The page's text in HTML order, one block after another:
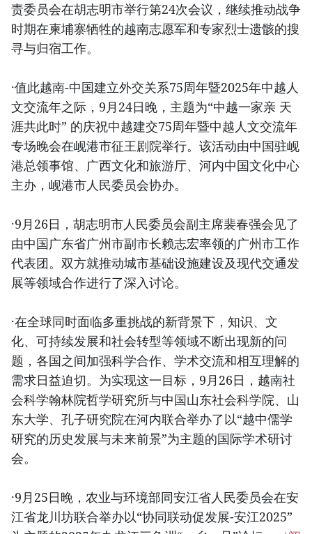
责委员会在胡志明市举行第24次会议，继续推动战争
时期在柬埔寨牺牲的越南志愿军和专家烈士遗骸的搜
寻与归宿工作。
·值此越南-中国建立外交关系75周年暨2025年中越人
文交流年之际，9月24日晚，主题为“中越一家亲 天
涯共此时” 的庆祝中越建交75周年暨中越人文交流年
专场晚会在岘港市征王剧院举行。该活动由中国驻岘
港总领事馆、广西文化和旅游厅、河内中国文化中心
主办，岘港市人民委员会协办。
·9月26日，胡志明市人民委员会副主席裴春强会见了
由中国广东省广州市副市长赖志宏率领的广州市工作
代表团。双方就推动城市基础设施建设及现代交通发
展等领域合作进行了深入讨论。
·在全球同时面临多重挑战的新背景下，知识、文
化、可持续发展和社会转型等领域不断出现新的问
题，各国之间加强科学合作、学术交流和相互理解的
需求日益迫切。为实现这一目标，9月26日，越南社
会科学翰林院哲学研究所与中国山东社会科学院、山
东大学、孔子研究院在河内联合举办了以“越中儒学
研究的历史发展与未来前景”为主题的国际学术研讨
会。
·9月25日晚，农业与环境部同安江省人民委员会在安
江省龙川坊联合举办以“协同联动促发展-安江2025”